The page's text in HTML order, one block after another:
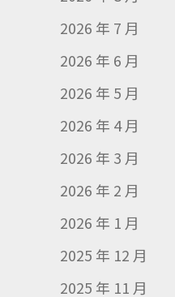
2026 年 7 月
2026 年 6 月
2026 年 5 月
2026 年 4 月
2026 年 3 月
2026 年 2 月
2026 年 1 月
2025 年 12 月
2025 年 11 月